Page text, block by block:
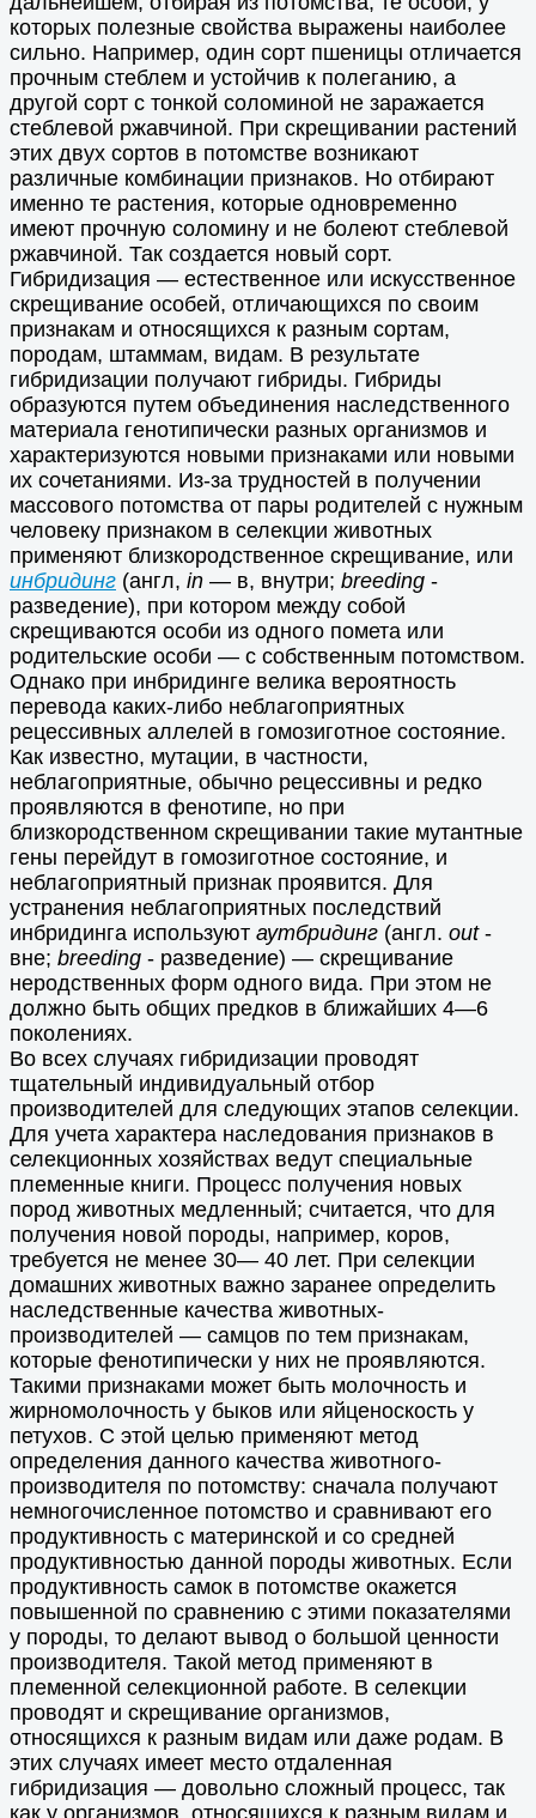
которых полезные свойства выражены наиболее
сильно. Например, один сорт пшеницы отличается
прочным стеблем и устойчив к полеганию, а
другой сорт с тонкой соломиной не заражается
стеблевой ржавчиной. При скрещивании растений
этих двух сортов в потомстве возникают
различные комбинации признаков. Но отбирают
именно те растения, которые одновременно
имеют прочную соломину и не болеют стеблевой
ржавчиной. Так создается новый сорт.
Гибридизация — естественное или искусственное
скрещивание особей, отличающихся по своим
признакам и относящихся к разным сортам,
породам, штаммам, видам. В результате
гибридизации получают гибриды. Гибриды
образуются путем объединения наследственного
материала генотипически разных организмов и
характеризуются новыми признаками или новыми
их сочетаниями. Из-за трудностей в получении
массового потомства от пары родителей с нужным
человеку признаком в селекции животных
применяют близкородственное скрещивание, или
инбридинг (англ, in — в, внутри; brееding -
разведение), при котором между собой
скрещиваются особи из одного помета или
родительские особи — с собственным потомством.
Однако при инбридинге велика вероятность
перевода каких-либо неблагоприятных
рецессивных аллелей в гомозиготное состояние.
Как известно, мутации, в частности,
неблагоприятные, обычно рецессивны и редко
проявляются в фенотипе, но при
близкородственном скрещивании такие мутантные
гены перейдут в гомозиготное состояние, и
неблагоприятный признак проявится. Для
устранения неблагоприятных последствий
инбридинга используют аутбридинг (англ. out-
вне; brееding - разведение) — скрещивание
неродственных форм одного вида. При этом не
должно быть общих предков в ближайших 4—6
поколениях.
Во всех случаях гибридизации проводят
тщательный индивидуальный отбор
производителей для следующих этапов селекции.
Для учета характера наследования признаков в
селекционных хозяйствах ведут специальные
племенные книги. Процесс получения новых
пород животных медленный; считается, что для
получения новой породы, например, коров,
требуется не менее 30— 40 лет. При селекции
домашних животных важно заранее определить
наследственные качества животных-
производителей — самцов по тем признакам,
которые фенотипически у них не проявляются.
Такими признаками может быть молочность и
жирномолочность у быков или яйценоскость у
петухов. С этой целью применяют метод
определения данного качества животного-
производителя по потомству: сначала получают
немногочисленное потомство и сравнивают его
продуктивность с материнской и со средней
продуктивностью данной породы животных. Если
продуктивность самок в потомстве окажется
повышенной по сравнению с этими показателями
у породы, то делают вывод о большой ценности
производителя. Такой метод применяют в
племенной селекционной работе. В селекции
проводят и скрещивание организмов,
относящихся к разным видам или даже родам. В
этих случаях имеет место отдаленная
гибридизация — довольно сложный процесс, так
как у организмов, относящихся к разным видам и